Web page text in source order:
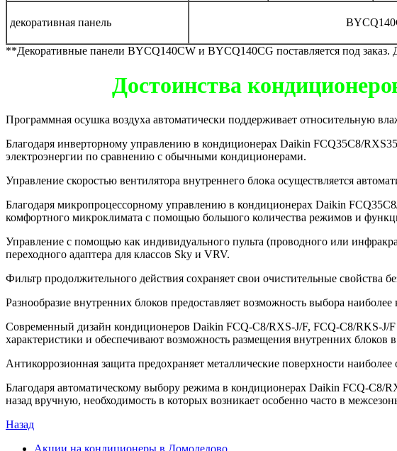
декоративная панель
**Декоративные панели BYCQ140CW и BYCQ140CG поставляется под
Достоинства
Программная осушка воздуха автоматически поддерживает относительную
Благодаря инверторному управлению в кондиционерах Daikin FCQ35C8/
электроэнергии по сравнению с обычными кондиционерами.
Управление скоростью вентилятора внутреннего блока осуществляется
Благодаря микропроцессорному управлению в кондиционерах Daikin
комфортного микроклимата с помощью большого количества режимов и
Управление с помощью как индивидуального пульта (проводного или
переходного адаптера для классов Sky и VRV.
Фильтр продолжительного действия сохраняет свои очистительные свойства
Разнообразие внутренних блоков предоставляет возможность выбора
Современный дизайн кондиционеров Daikin FCQ-C8/RXS-J/F, FCQ-C8/RKS-J/
характеристики и обеспечивают возможность размещения внутренних блоков
Антикоррозионная защита предохраняет металлические поверхности
Благодаря автоматическому выбору режима в кондиционерах Daikin FCQ-C8/
назад вручную, необходимость в которых возникает особенно часто в
Назад